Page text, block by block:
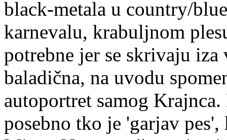
black-metala u country/
karnevalu, krabuljnom
potrebne jer se skrivaju
baladična, na uvodu
autoportret samog
posebno tko je 'garjav